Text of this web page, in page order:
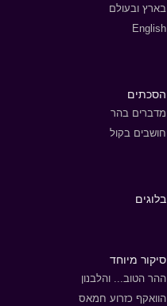
בארץ ובעולם
English
הסכתים
מדברים בהר
חושבים בקול
בלוגים
סיקור מיוחד
ההר הטוב... והלבנון
הוואקף כזרוע חמאס